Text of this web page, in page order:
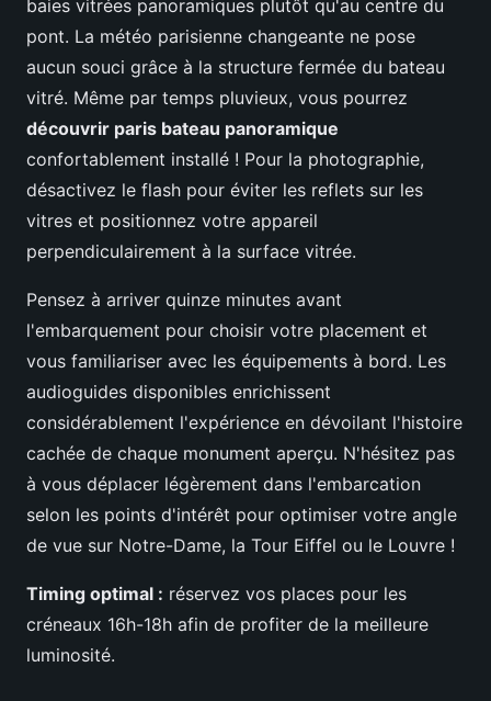
baies vitrées panoramiques plutôt qu'au centre du
pont. La météo parisienne changeante ne pose
aucun souci grâce à la structure fermée du bateau
vitré. Même par temps pluvieux, vous pourrez
découvrir paris bateau panoramique
confortablement installé ! Pour la photographie,
désactivez le flash pour éviter les reflets sur les
vitres et positionnez votre appareil
perpendiculairement à la surface vitrée.
Pensez à arriver quinze minutes avant
l'embarquement pour choisir votre placement et
vous familiariser avec les équipements à bord. Les
audioguides disponibles enrichissent
considérablement l'expérience en dévoilant l'histoire
cachée de chaque monument aperçu. N'hésitez pas
à vous déplacer légèrement dans l'embarcation
selon les points d'intérêt pour optimiser votre angle
de vue sur Notre-Dame, la Tour Eiffel ou le Louvre !
Timing optimal : réservez vos places pour les
créneaux 16h-18h afin de profiter de la meilleure
luminosité.